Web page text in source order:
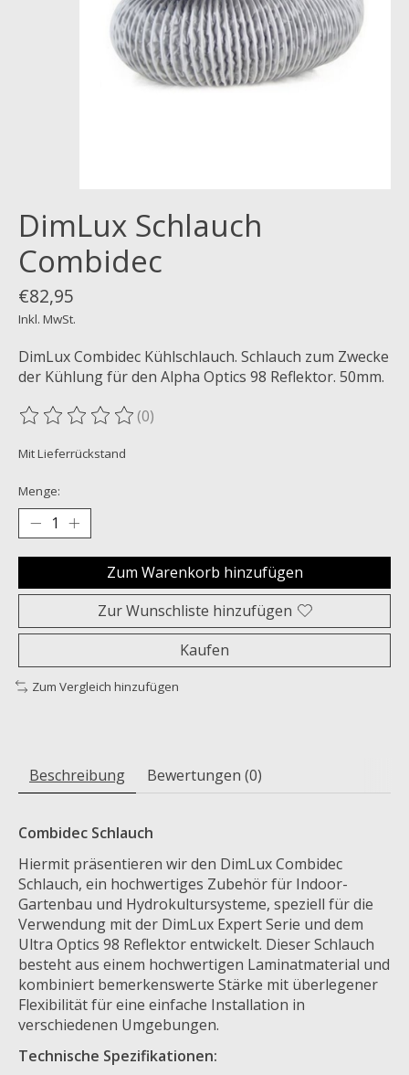
DimLux Schlauch
Combidec
€82,95
Inkl. MwSt.
DimLux Combidec Kühlschlauch. Schlauch zum Zwecke
der Kühlung für den Alpha Optics 98 Reflektor. 50mm.
Die Bewertung dieses Produkts ist
(0)
Mit Lieferrückstand
Menge:
Zum Warenkorb hinzufügen
Zur Wunschliste hinzufügen
Kaufen
Zum Vergleich hinzufügen
Beschreibung Bewertungen (0)
Combidec Schlauch
Hiermit präsentieren wir den DimLux Combidec
Schlauch, ein hochwertiges Zubehör für Indoor-
Gartenbau und Hydrokultursysteme, speziell für die
Verwendung mit der DimLux Expert Serie und dem
Ultra Optics 98 Reflektor entwickelt. Dieser Schlauch
besteht aus einem hochwertigen Laminatmaterial und
kombiniert bemerkenswerte Stärke mit überlegener
Flexibilität für eine einfache Installation in
verschiedenen Umgebungen.
Technische Spezifikationen: